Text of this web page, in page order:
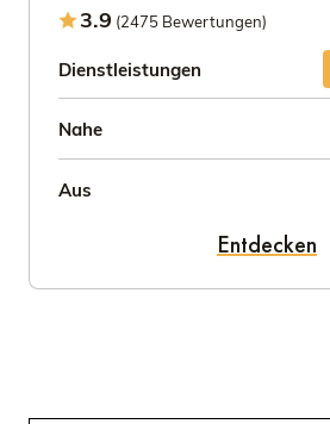
3.9 (2475 Bewertungen)
Dienstleistungen
Nahe
Aus
Entdecken